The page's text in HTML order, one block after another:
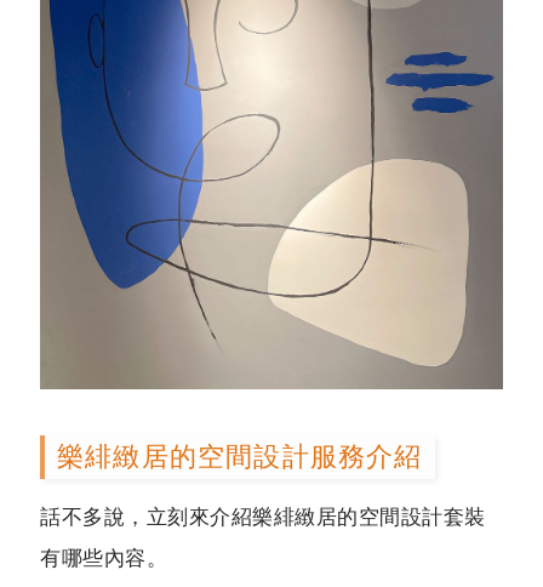
樂緋緻居的空間設計服務介紹
話不多說，立刻來介紹樂緋緻居的空間設計套裝
有哪些內容。